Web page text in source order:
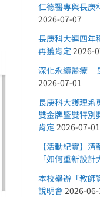
仁德醫專與長
2026-07-07
長庚科大連四年
再獲肯定 2026-
深化永續醫療
2026-07-01
長庚科大護理系
雙金牌暨雙特別
肯定 2026-07-01
【活動紀實】
「如何重新設計
本校舉辦「教師
說明會2026-